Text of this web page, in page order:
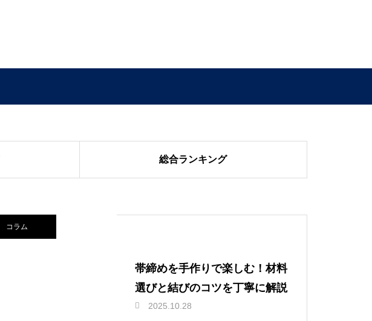
総合ランキング
コラム
帯締めを手作りで楽しむ！材料
選びと結びのコツを丁寧に解説
2025.10.28